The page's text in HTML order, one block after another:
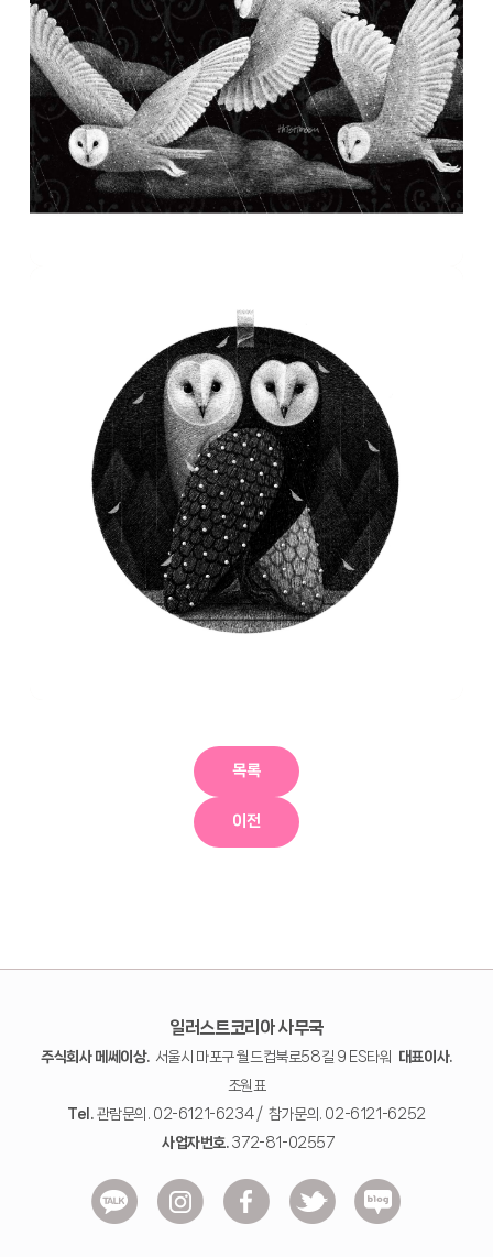
목록
이전
일러스트코리아 사무국
주식회사 메쎄이상. 서울시 마포구 월드컵북로58길 9 ES타워 대표이사.
조원표
Tel.
관람문의. 02-6121-6234 / 참가문의. 02-6121-6252
사업자번호. 372-81-02557